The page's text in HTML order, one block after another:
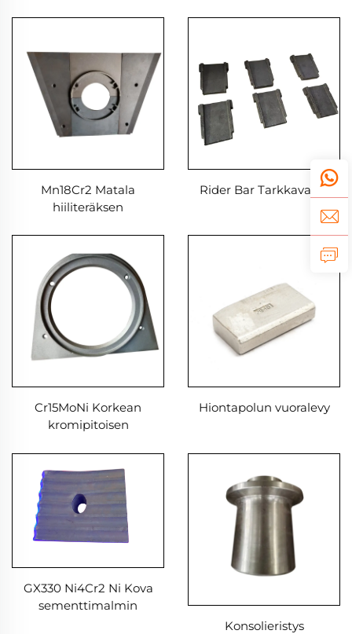
Mn18Cr2 Matala
hiiliteräksen
Rider Bar Tarkkavaliot
Cr15MoNi Korkean
kromipitoisen
kovaa valurautaa
kulumislevy AS2027
ASTM A532
Hiontapolun vuoralevy
GX330 Ni4Cr2 Ni Kova
sementtimalmin
Konsolieristys